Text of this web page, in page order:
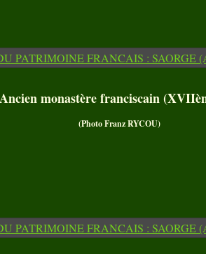
monastère franciscain
(Photo Franz RYCOU)